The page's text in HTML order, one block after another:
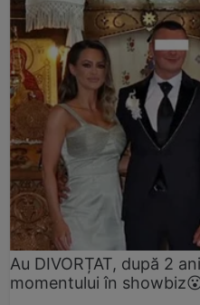
Au DIVORȚAT, după 2
momentului în